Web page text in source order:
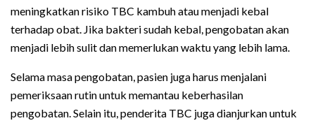
meningkatkan risiko TBC kambuh atau menjadi kebal
terhadap obat. Jika bakteri sudah kebal, pengobatan akan
menjadi lebih sulit dan memerlukan waktu yang lebih lama.
Selama masa pengobatan, pasien juga harus menjalani
pemeriksaan rutin untuk memantau keberhasilan
pengobatan. Selain itu, penderita TBC juga dianjurkan untuk